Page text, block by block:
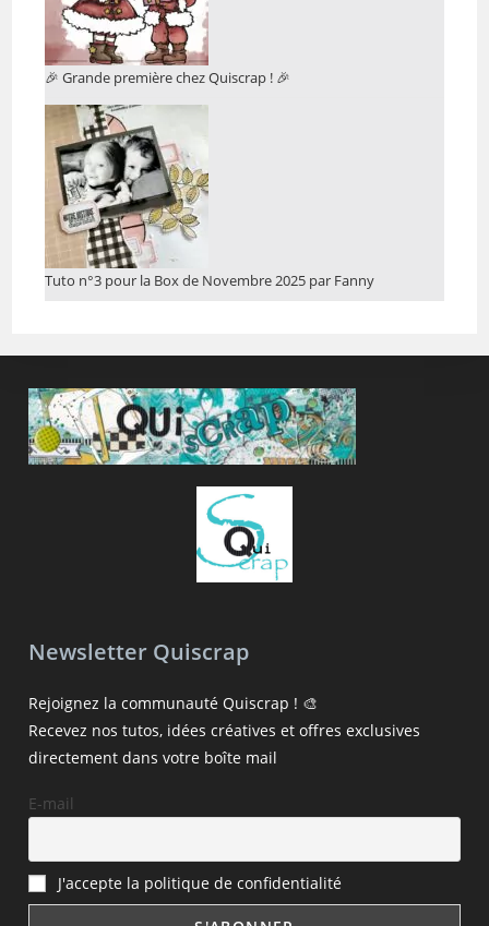
🎉 Grande première chez Quiscrap ! 🎉
Tuto n°3 pour la Box de Novembre 2025 par Fanny
Newsletter Quiscrap
Rejoignez la communauté Quiscrap ! 🎨
Recevez nos tutos, idées créatives et offres exclusives
directement dans votre boîte mail
E-mail
J'accepte la politique de confidentialité